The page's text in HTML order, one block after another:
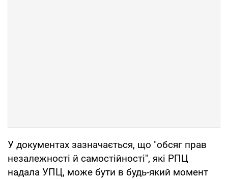
У документах зазначається, що "обсяг прав
незалежності й самостійності", які РПЦ
надала УПЦ, може бути в будь-який момент